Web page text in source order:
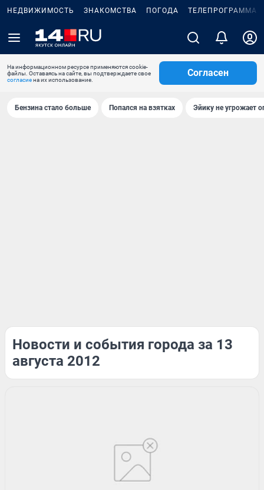
НЕДВИЖИМОСТЬ ЗНАКОМСТВА ПОГОДА ТЕЛЕПРОГРАММА
На информационном ресурсе применяются cookie-
файлы. Оставаясь на сайте, вы подтверждаете свое
согласиена их использование.
Согласен
Бензина стало больше Попался на взятках Эйику не угрожает
Новости и события города за 13
августа 2012